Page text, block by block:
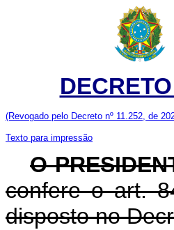
(Revogado pelo Decreto nº 11.252, de
Texto para impressão
O
confere o art.
disposto no